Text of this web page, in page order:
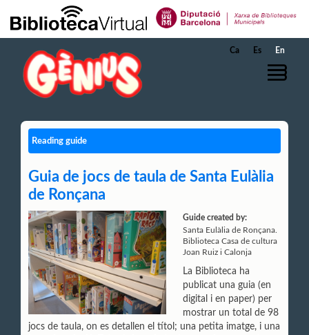
Skip to Main Content
Ca Es En
Reading guide
Guia de jocs de taula de Santa Eulàlia
de Ronçana
Guide created by:
Santa Eulàlia de Ronçana.
Biblioteca Casa de cultura
Joan Ruiz i Calonja
La Biblioteca ha
publicat una guia (en
digital i en paper) per
mostrar un total de 98
jocs de taula, on es detallen el títol; una petita imatge, i una